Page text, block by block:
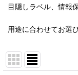
目隠しラベル、情報
用途に合わせてお選